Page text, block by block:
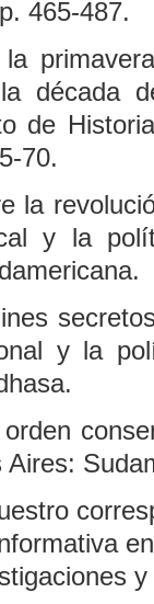
465-487.
década
de
70.
la
y la
y la